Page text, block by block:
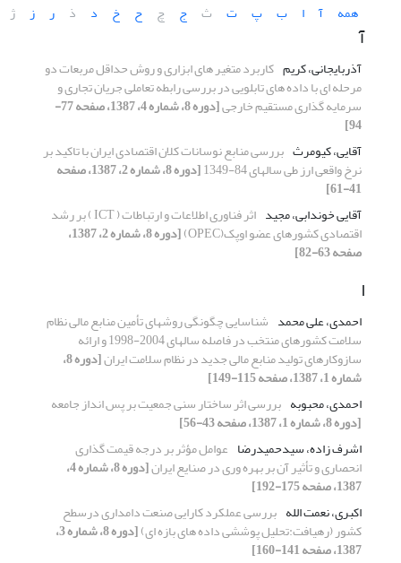
همه
آ ا ب پ ت ث ج چ ح خ د ذ ر ز ژ
آ
آذربایجانی، کریم کاربرد متغیر های ابزاری و روش حداقل مربعات دو
مرحله ای با داده های تابلویی در بررسی رابطه تعاملی جریان تجاری و
سرمایه گذاری مستقیم خارجی [دوره 8، شماره 4، 1387، صفحه 77-
94]
آقایی، کیومرث بررسی منابع نوسانات کلان اقتصادی ایران با تاکید بر
نرخ واقعی ارز طی سالهای 84-1349 [دوره 8، شماره 2، 1387، صفحه
41-61]
آقایی خوندابی، مجید
اثر فناوری اطلاعات و ارتباطات ( ICT ) بر رشد
اقتصادی کشورهای عضو اوپک(OPEC) [دوره 8، شماره 2، 1387،
صفحه 63-82]
ا
احمدی، علی محمد شناسایی چگونگی روشهای تأمین منابع مالی نظام
سلامت کشورهای منتخب در فاصله سالهای 2004-1998 و ارائه
سازوکارهای تولید منابع مالی جدید در نظام سلامت ایران [دوره 8،
شماره 1، 1387، صفحه 115-149]
احمدی، محبوبه بررسی اثر ساختار سنی جمعیت بر پس انداز جامعه
[دوره 8، شماره 1، 1387، صفحه 43-56]
اشرف زاده، سیدحمیدرضا عوامل مؤثر بر درجه قیمت گذاری
انحصاری و تأثیر آن بر بهره وری در صنایع ایران [دوره 8، شماره 4،
1387، صفحه 175-192]
اکبری، نعمت الله بررسی عملکرد کارایی صنعت دامداری درسطح
کشور (رهیافت:تحلیل پوششی داده های بازه ای) [دوره 8، شماره 3،
1387، صفحه 141-160]